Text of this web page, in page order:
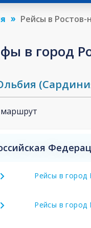
Рейсы в Ростов-
в город
Рейсы в город
Рейсы в город